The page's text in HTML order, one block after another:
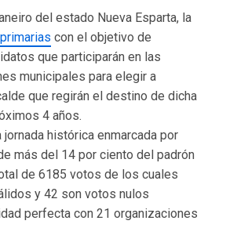
del estado Nueva Esparta, la
con el objetivo de
que participarán en las
municipales para elegir a
que regirán el destino de dicha
4 años.
jornada histórica enmarcada por
más del 14 por ciento del padrón
de 6185 votos de los cuales
y 42 son votos nulos
perfecta con 21 organizaciones